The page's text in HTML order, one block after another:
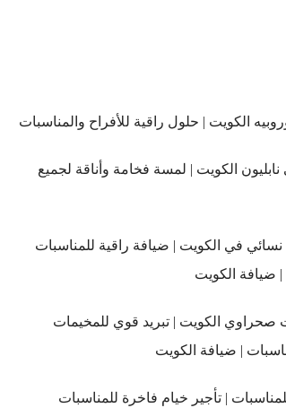
الكويت | حلول راقية للأفراح والمناسبات
الكويت | لمسة فخامة وأناقة لجميع
في الكويت | ضيافة راقية للمناسبات
| ضيافة الكويت
صحراوي الكويت | تبريد قوي للمخيمات
| ضيافة الكويت
| تأجير خيام فاخرة للمناسبات